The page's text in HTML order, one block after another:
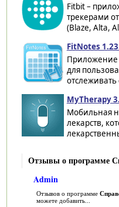
Fitbit –
трекерами
(Blaze, Alta,
FitNotes
Приложение
для
отслеживать
MyTherapy
Мобильная
лекарств,
Отзывы о программе
Admin
Отзывов о программе
можете добавить...